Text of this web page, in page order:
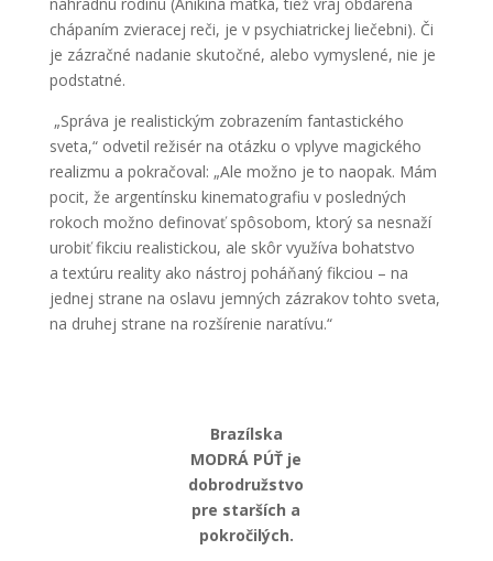
chápaním zvieracej reči, je v psychiatrickej liečebni). Či
je zázračné nadanie skutočné, alebo vymyslené, nie je
podstatné.
„Správa je realistickým zobrazením fantastického
sveta,“ odvetil režisér na otázku o vplyve magického
realizmu a pokračoval: „Ale možno je to naopak. Mám
pocit, že argentínsku kinematografiu v posledných
rokoch možno definovať spôsobom, ktorý sa nesnaží
urobiť fikciu realistickou, ale skôr využíva bohatstvo
a textúru reality ako nástroj poháňaný fikciou – na
jednej strane na oslavu jemných zázrakov tohto sveta,
na druhej strane na rozšírenie naratívu.“
Brazílska
MODRÁ PÚŤ je
dobrodružstvo
pre starších a
pokročilých.